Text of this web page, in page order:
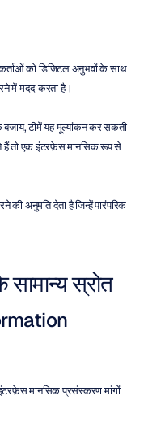
को डिजिटल अनुभवों के साथ
में मदद करता है।
बजाय, टीमें यह मूल्यांकन कर सकती
हैं तो एक इंटरफ़ेस मानसिक रूप से
की अनुमति देता है जिन्हें पारंपरिक
स्रोत
इंटरफ़ेस मानसिक प्रसंस्करण मांगों